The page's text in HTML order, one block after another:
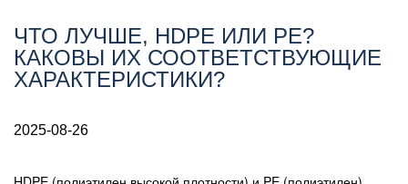
ЧТО ЛУЧШЕ, HDPE ИЛИ PE?
КАКОВЫ ИХ СООТВЕТСТВУЮЩИЕ
ХАРАКТЕРИСТИКИ?
2025-08-26